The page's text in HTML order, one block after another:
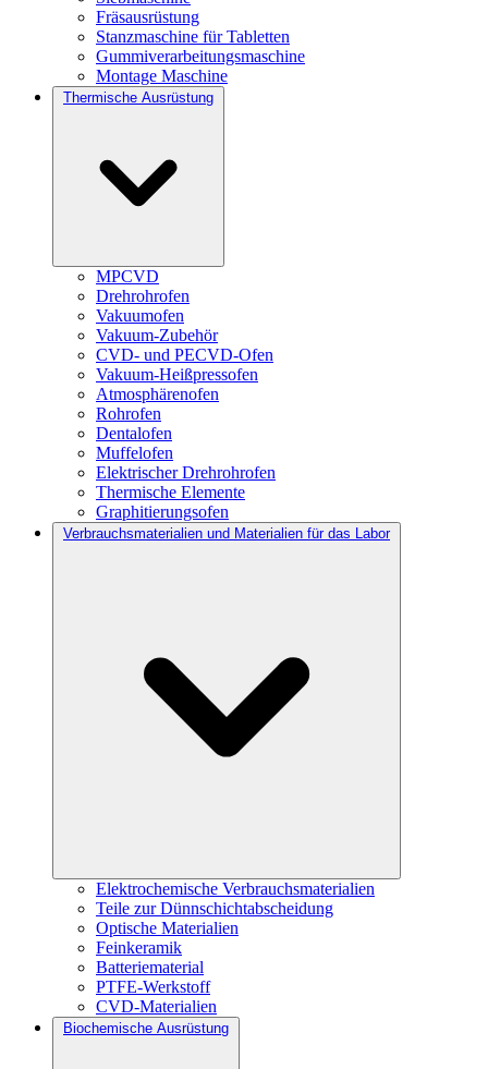
Fräsausrüstung
Stanzmaschine für Tabletten
Gummiverarbeitungsmaschine
Montage Maschine
Thermische Ausrüstung
MPCVD
Drehrohrofen
Vakuumofen
Vakuum-Zubehör
CVD- und PECVD-Ofen
Vakuum-Heißpressofen
Atmosphärenofen
Rohrofen
Dentalofen
Muffelofen
Elektrischer Drehrohrofen
Thermische Elemente
Graphitierungsofen
Verbrauchsmaterialien und Materialien für das Labor
Elektrochemische Verbrauchsmaterialien
Teile zur Dünnschichtabscheidung
Optische Materialien
Feinkeramik
Batteriematerial
PTFE-Werkstoff
CVD-Materialien
Biochemische Ausrüstung